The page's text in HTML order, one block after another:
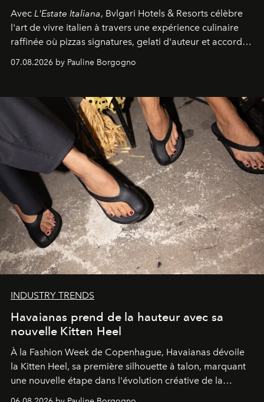
Avec L'Estate Italiana, Bvlgari Hotels & Resorts célèbre
l'art de vivre italien à travers une expérience culinaire
raffinée où pizzas signatures, gelati d'auteur et accords
07.08.2026 by Pauline Borgogno
INDUSTRY TRENDS
Havaianas prend de la hauteur avec sa
nouvelle Kitten Heel
À la Fashion Week de Copenhague, Havaianas dévoile
la Kitten Heel, sa première silhouette à talon, marquant
une nouvelle étape dans l'évolution créative de la